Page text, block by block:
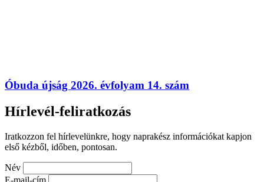
Óbuda újság 2026. évfolyam 14. szám
Hírlevél-feliratkozás
Iratkozzon fel hírlevelünkre, hogy naprakész információkat kapjon
első kézből, időben, pontosan.
Név